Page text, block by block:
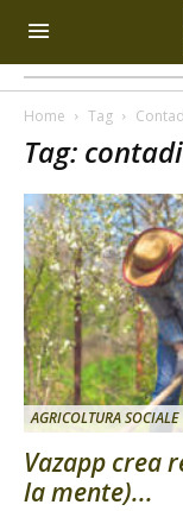
Home Tag
Tag:
AGRICOLTURA SOCIALE
Vazapp crea
la mente)...